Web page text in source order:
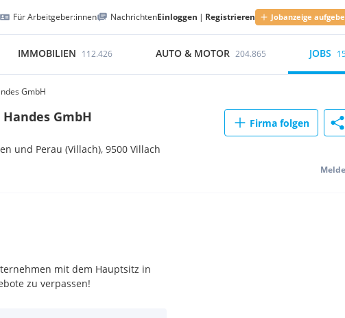
Für Arbeitgeber:innen NachrichtenEinloggen | Registrieren Jobanzeige
IMMOBILIEN 112.426 AUTO & MOTOR 204.865 JOBS
GmbH
GmbH
und Perau (Villach),9500Villach
Firma folgen
mit dem Hauptsitz in
zu verpassen!